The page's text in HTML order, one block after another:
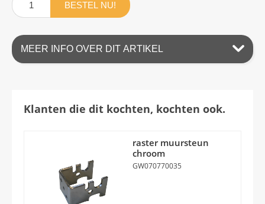
BESTEL NU!
MEER INFO OVER DIT ARTIKEL
Klanten die dit kochten, kochten ook.
raster muursteun
chroom
GW070770035